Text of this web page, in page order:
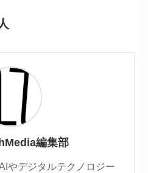
編集部
やデジタルテクノロジー